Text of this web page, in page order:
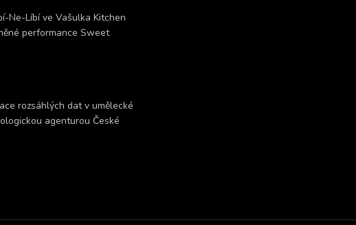
Ne-Líbí ve Vašulka Kitchen
performance Sweet
rozsáhlých dat v umělecké
agenturou České